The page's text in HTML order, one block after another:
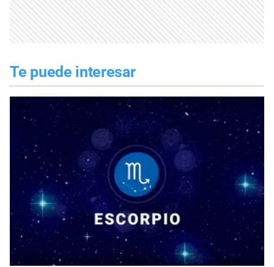
Te puede interesar